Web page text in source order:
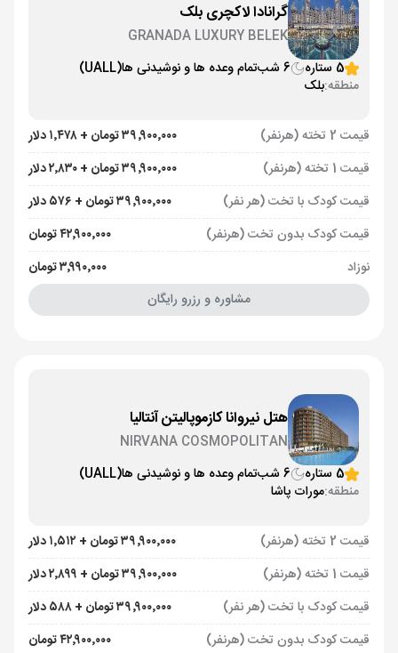
گرانادا لاکچری بلک
GRANADA LUXURY BELEK
5 ستاره
6 شب تمام وعده ها و نوشیدنی ها(UALL)
منطقه:بلک
قیمت 2 تخته (هرنفر)
۳۹٬۹۰۰٬۰۰۰ تومان + ۱٬۴۷۸ دلار
قیمت 1 تخته (هرنفر)
۳۹٬۹۰۰٬۰۰۰ تومان + ۲٬۸۳۰ دلار
قیمت کودک با تخت (هر نفر)
۳۹٬۹۰۰٬۰۰۰ تومان + ۵۷۶ دلار
قیمت کودک بدون تخت (هرنفر)
۴۲٬۹۰۰٬۰۰۰ تومان
نوزاد
۳٬۹۹۰٬۰۰۰ تومان
مشاوره و رزرو رایگان
هتل نیروانا کازموپالیتن آنتالیا
NIRVANA COSMOPOLITAN
5 ستاره
6 شب تمام وعده ها و نوشیدنی ها(UALL)
منطقه:مورات پاشا
قیمت 2 تخته (هرنفر)
۳۹٬۹۰۰٬۰۰۰ تومان + ۱٬۵۱۲ دلار
قیمت 1 تخته (هرنفر)
۳۹٬۹۰۰٬۰۰۰ تومان + ۲٬۸۹۹ دلار
قیمت کودک با تخت (هر نفر)
۳۹٬۹۰۰٬۰۰۰ تومان + ۵۸۸ دلار
قیمت کودک بدون تخت (هرنفر)
۴۲٬۹۰۰٬۰۰۰ تومان